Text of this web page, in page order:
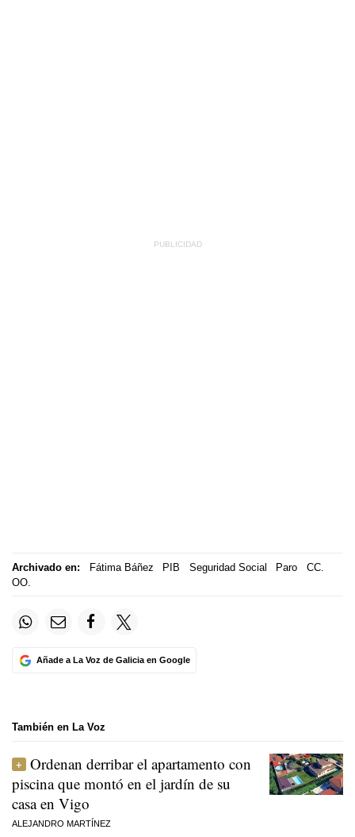
Archivado en: Fátima Báñez PIB Seguridad Social Paro
CC.
OO.
Añade a La Voz de Galicia en Google
También en La Voz
Ordenan derribar el apartamento con
piscina que montó en el jardín de su
casa en Vigo
ALEJANDRO MARTÍNEZ